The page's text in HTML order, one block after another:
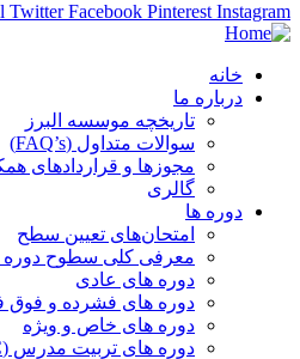
Twitter Facebook Pinterest Instagram
خانه
درباره ما
تاریخچه موسسه البرز
سوالات متداول (FAQ’s)
مجوزها و قراردادهای
گالری
دوره ها
امتحان‌های تعیین سطح
معرفی کلی سطوح دوره
دوره های عادی
دوره های فشرده و فوق
دوره های خاص و ویژه
دوره های تربیت مدرس (TTC)